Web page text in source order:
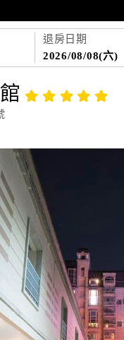
退房日期
2026/08/08(六)